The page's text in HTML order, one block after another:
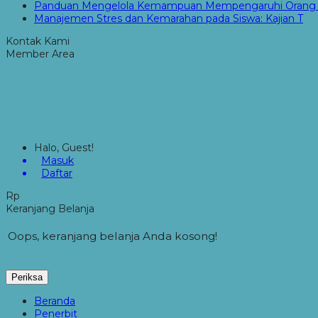
Panduan Mengelola Kemampuan Mempengaruhi Orang
Manajemen Stres dan Kemarahan pada Siswa: Kajian T
Kontak Kami
Member Area
Halo, Guest!
Masuk
Daftar
Rp
Keranjang Belanja
Oops, keranjang belanja Anda kosong!
Periksa
Beranda
Penerbit